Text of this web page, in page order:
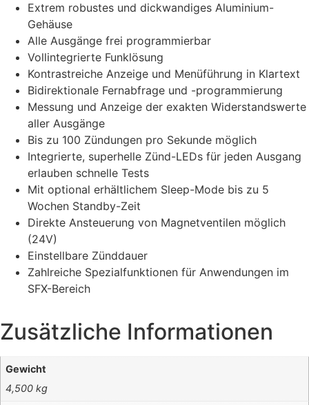
Extrem robustes und dickwandiges Aluminium-
Gehäuse
Alle Ausgänge frei programmierbar
Vollintegrierte Funklösung
Kontrastreiche Anzeige und Menüführung in Klartext
Bidirektionale Fernabfrage und -programmierung
Messung und Anzeige der exakten Widerstandswerte
aller Ausgänge
Bis zu 100 Zündungen pro Sekunde möglich
Integrierte, superhelle Zünd-LEDs für jeden Ausgang
erlauben schnelle Tests
Mit optional erhältlichem Sleep-Mode bis zu 5
Wochen Standby-Zeit
Direkte Ansteuerung von Magnetventilen möglich
(24V)
Einstellbare Zünddauer
Zahlreiche Spezialfunktionen für Anwendungen im
SFX-Bereich
Zusätzliche Informationen
Gewicht
4,500 kg